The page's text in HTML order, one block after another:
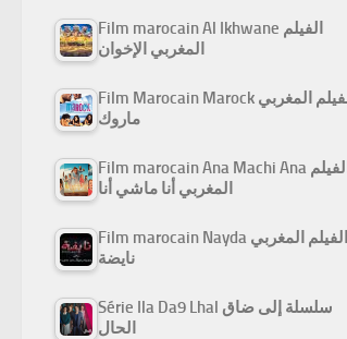
Film marocain Al Ikhwane الفيلم
المغربي الإخوان
Film Marocain Marock الفيلم المغربي
ماروك
Film marocain Ana Machi Ana الفيلم
المغربي أنا ماشي أنا
Film marocain Nayda الفيلم المغربي
نايضة
Série Ila Da9 Lhal سلسلة إلى ضاق
الحال